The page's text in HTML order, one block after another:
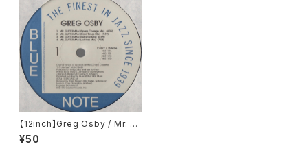
【12inch】Greg Osby / Mr. G
utterman
¥50